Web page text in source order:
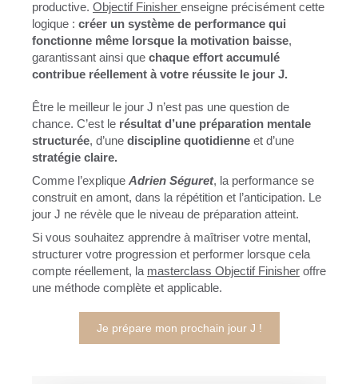
productive. Objectif Finisher enseigne précisément cette
logique : créer un système de performance qui
fonctionne même lorsque la motivation baisse,
garantissant ainsi que chaque effort accumulé
contribue réellement à votre réussite le jour J.
Être le meilleur le jour J n’est pas une question de
chance. C’est le résultat d’une préparation mentale
structurée, d’une discipline quotidienne et d’une
stratégie claire.
Comme l’explique Adrien Séguret, la performance se
construit en amont, dans la répétition et l’anticipation. Le
jour J ne révèle que le niveau de préparation atteint.
Si vous souhaitez apprendre à maîtriser votre mental,
structurer votre progression et performer lorsque cela
compte réellement, la masterclass Objectif Finisher offre
une méthode complète et applicable.
Je prépare mon prochain jour J !